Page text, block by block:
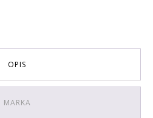
OPIS
MARKA